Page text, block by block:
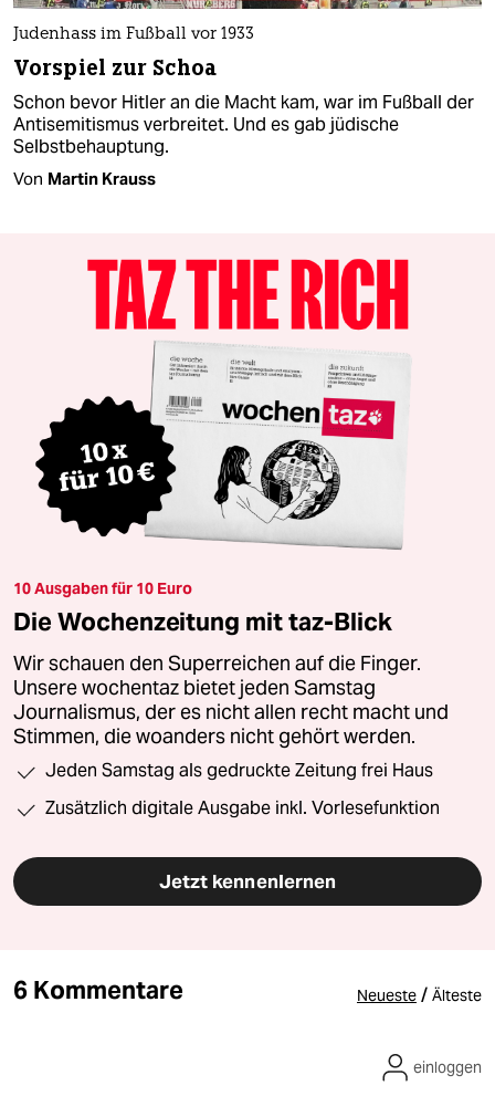
Judenhass im Fußball vor 1933
Vorspiel zur Schoa
Schon bevor Hitler an die Macht kam, war im Fußball der
Antisemitismus verbreitet. Und es gab jüdische
Selbstbehauptung.
Von Martin Krauss
10 Ausgaben für 10 Euro
Die Wochenzeitung mit taz-Blick
Wir schauen den Superreichen auf die Finger.
Unsere wochentaz bietet jeden Samstag
Journalismus, der es nicht allen recht macht und
Stimmen, die woanders nicht gehört werden.
Jeden Samstag als gedruckte Zeitung frei Haus
Zusätzlich digitale Ausgabe inkl. Vorlesefunktion
Jetzt kennenlernen
6 Kommentare Neueste / Älteste
einloggen